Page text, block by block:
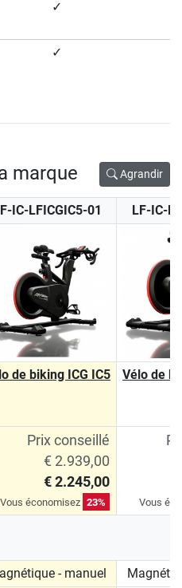
✓
✓
marque Agrandir
IC-LFICGIC5-01 LF-IC-
de biking ICG IC5 Vélo de
Prix conseillé
€ 2.939,00
€ 2.245,00
Vous économisez 23% Vous
- manuel